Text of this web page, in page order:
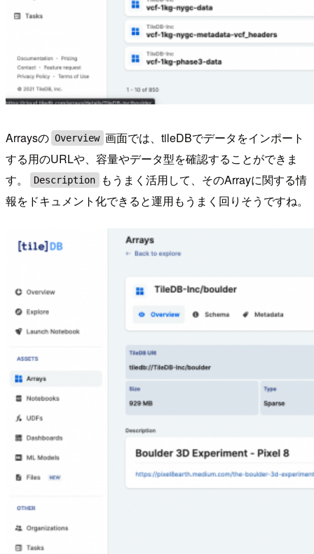
Arraysの Overview 画面では、tileDBでデータをインポート
する用のURLや、容量やデータ型を確認することができま
す。
Description
もうまく活用して、そのArrayに関する情
報をドキュメント化できると運用もうまく回りそうですね。